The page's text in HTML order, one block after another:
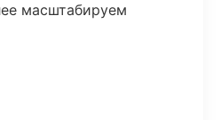
масштабируем